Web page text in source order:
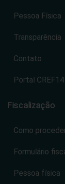
Pessoa Física
Transparência
Contato
Portal CREF14
Fiscalização
Como
Formulário
Pessoa física